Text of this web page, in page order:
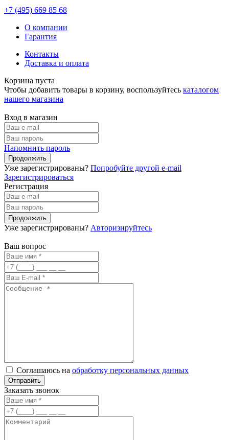
+7 (495) 669 85 68
О компании
Гарантия
Контакты
Доставка и оплата
Корзина пуста
Чтобы добавить товары в корзину, воспользуйтесь каталогом
нашего магазина
Вход в магазин
Напомнить пароль
Уже зарегистрированы? Попробуйте другой e-mail
Зарегистрироваться
Регистрация
Уже зарегистрированы? Авторизируйтесь
Ваш вопрос
Соглашаюсь на обработку персональных данных
Заказать звонок